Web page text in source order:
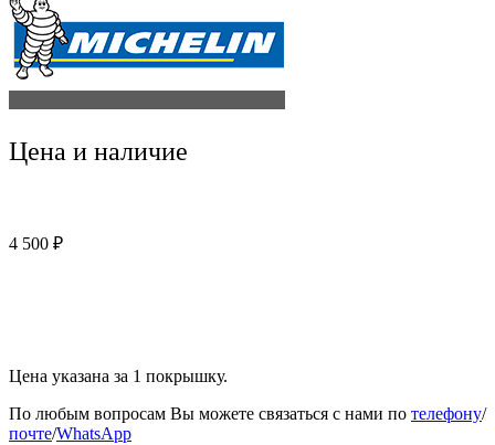
Цена и наличие
4 500 ₽
Цена указана за 1 покрышку.
По любым вопросам Вы можете связаться с нами по телефону/
почте/WhatsApp